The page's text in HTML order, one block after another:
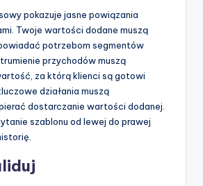
pokazuje jasne powiązania
Twoje wartości dodane muszą
potrzebom segmentów
przychodów muszą
za którą klienci są gotowi
działania muszą
dostarczanie wartości dodanej.
szablonu od lewej do prawej